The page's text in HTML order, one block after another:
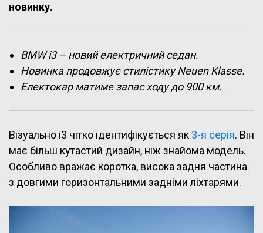
новинку.
BMW i3 – новий електричний седан.
Новинка продовжує стилістику Neuen Klasse.
Електокар матиме запас ходу до 900 км.
Візуально i3 чітко ідентифікується як 3-я серія. Він
має більш кутастий дизайн, ніж знайома модель.
Особливо вражає коротка, висока задня частина
з довгими горизонтальними задніми ліхтарями.